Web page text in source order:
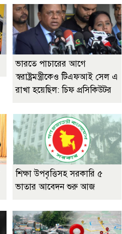
ভারতে পাচারের আগে
স্বরাষ্ট্রমন্ত্রীকেও টিএফআই সেল এ
রাখা হয়েছিল: চিফ প্রসিকিউটর
শিক্ষা উপবৃত্তিসহ সরকারি ৫
ভাতার আবেদন শুরু আজ